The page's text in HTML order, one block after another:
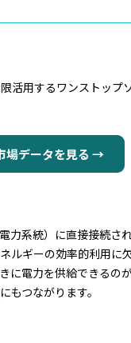
活用するワンストッ
場データを見る →
系統）に直接接続さ
ギーの効率的利用
電力を供給できる
つながります。